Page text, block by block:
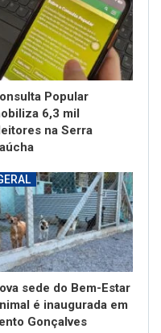
Popular
6,3 mil
na Serra
sede do Bem-Estar
é inaugurada em
Gonçalves